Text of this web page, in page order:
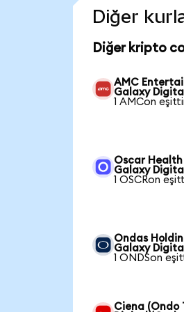
Diğer
Diğer kripto
AMC
Galaxy
1 AMCon
Oscar
Galaxy
1 OSCRon
Ondas
Galaxy
1 ONDSon
Ciena (Ondo